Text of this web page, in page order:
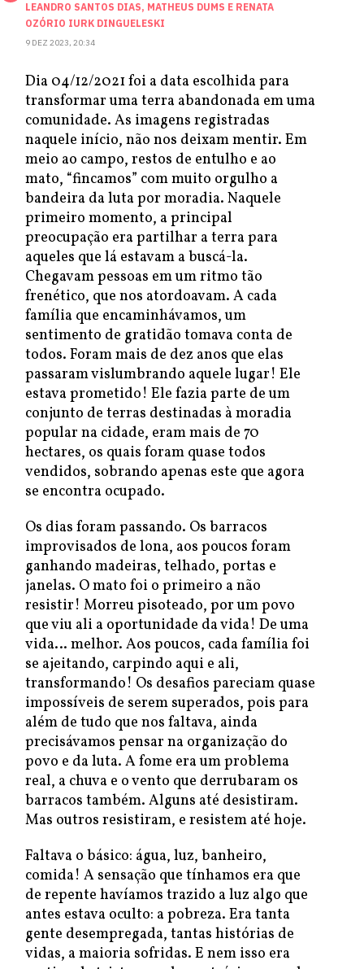
LEANDRO SANTOS DIAS, MATHEUS DUMS E RENATA
OZÓRIO IURK DINGUELESKI
9 DEZ 2023, 20:34
Dia 04/12/2021 foi a data escolhida para
transformar uma terra abandonada em uma
comunidade. As imagens registradas
naquele início, não nos deixam mentir. Em
meio ao campo, restos de entulho e ao
mato, “fincamos” com muito orgulho a
bandeira da luta por moradia. Naquele
primeiro momento, a principal
preocupação era partilhar a terra para
aqueles que lá estavam a buscá-la.
Chegavam pessoas em um ritmo tão
frenético, que nos atordoavam. A cada
família que encaminhávamos, um
sentimento de gratidão tomava conta de
todos. Foram mais de dez anos que elas
passaram vislumbrando aquele lugar! Ele
estava prometido! Ele fazia parte de um
conjunto de terras destinadas à moradia
popular na cidade, eram mais de 70
hectares, os quais foram quase todos
vendidos, sobrando apenas este que agora
se encontra ocupado.
Os dias foram passando. Os barracos
improvisados de lona, aos poucos foram
ganhando madeiras, telhado, portas e
janelas. O mato foi o primeiro a não
resistir! Morreu pisoteado, por um povo
que viu ali a oportunidade da vida! De uma
vida… melhor. Aos poucos, cada família foi
se ajeitando, carpindo aqui e ali,
transformando! Os desafios pareciam quase
impossíveis de serem superados, pois para
além de tudo que nos faltava, ainda
precisávamos pensar na organização do
povo e da luta. A fome era um problema
real, a chuva e o vento que derrubaram os
barracos também. Alguns até desistiram.
Mas outros resistiram, e resistem até hoje.
Faltava o básico: água, luz, banheiro,
comida! A sensação que tínhamos era que
de repente havíamos trazido a luz algo que
antes estava oculto: a pobreza. Era tanta
gente desempregada, tantas histórias de
vidas, a maioria sofridas. E nem isso era